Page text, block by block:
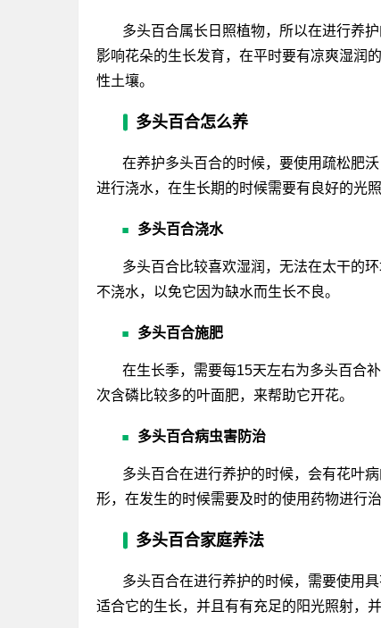
多头百合属长日照植物，所以在进行养
影响花朵的生长发育，在平时要有凉爽湿润
性土壤。
多头百合怎么养
在养护多头百合的时候，要使用疏松肥
进行浇水，在生长期的时候需要有良好的光
多头百合浇水
多头百合比较喜欢湿润，无法在太干的
不浇水，以免它因为缺水而生长不良。
多头百合施肥
在生长季，需要每15天左右为多头百合
次含磷比较多的叶面肥，来帮助它开花。
多头百合病虫害防治
多头百合在进行养护的时候，会有花叶
形，在发生的时候需要及时的使用药物进行治
多头百合家庭养法
多头百合在进行养护的时候，需要使用
适合它的生长，并且有有充足的阳光照射，